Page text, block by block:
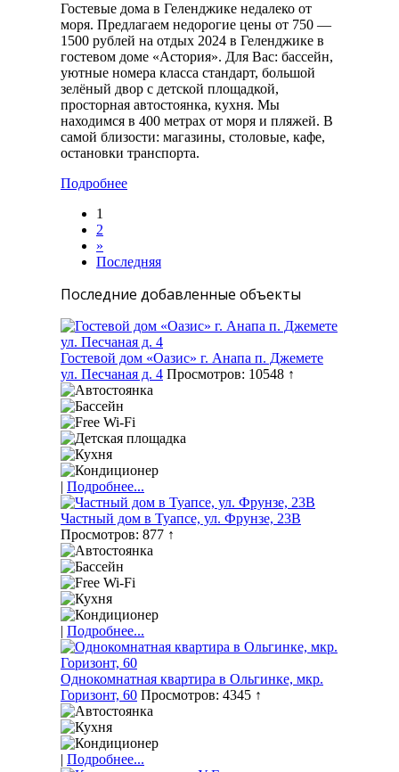
Гостевые дома в Геленджике недалеко от
моря. Предлагаем недорогие цены от 750 —
1500 рублей на отдых 2024 в Геленджике в
гостевом доме «Астория». Для Вас: бассейн,
уютные номера класса стандарт, большой
зелёный двор с детской площадкой,
просторная автостоянка, кухня. Мы
находимся в 400 метрах от моря и пляжей. В
самой близости: магазины, столовые, кафе,
остановки транспорта.
Подробнее
1
2
»
Последняя
Последние добавленные объекты
Гостевой дом «Оазис» г. Анапа п. Джемете
ул. Песчаная д. 4 Просмотров: 10548 ↑
| Подробнее...
Частный дом в Туапсе, ул. Фрунзе, 23В
Просмотров: 877 ↑
| Подробнее...
Однокомнатная квартира в Ольгинке, мкр.
Горизонт, 60 Просмотров: 4345 ↑
| Подробнее...